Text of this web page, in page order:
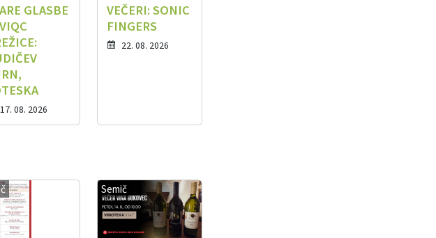
GLASBE
17. 08. 2026
VEČERI: SONIC
FINGERS
22. 08. 2026
Semič